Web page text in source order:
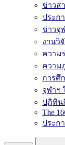
ข่าวส
ประก
ข่าวจุ
งานวิ
ความ
ความ
การศึ
จุฬาฯ
ปฏิทิน
The
ประก